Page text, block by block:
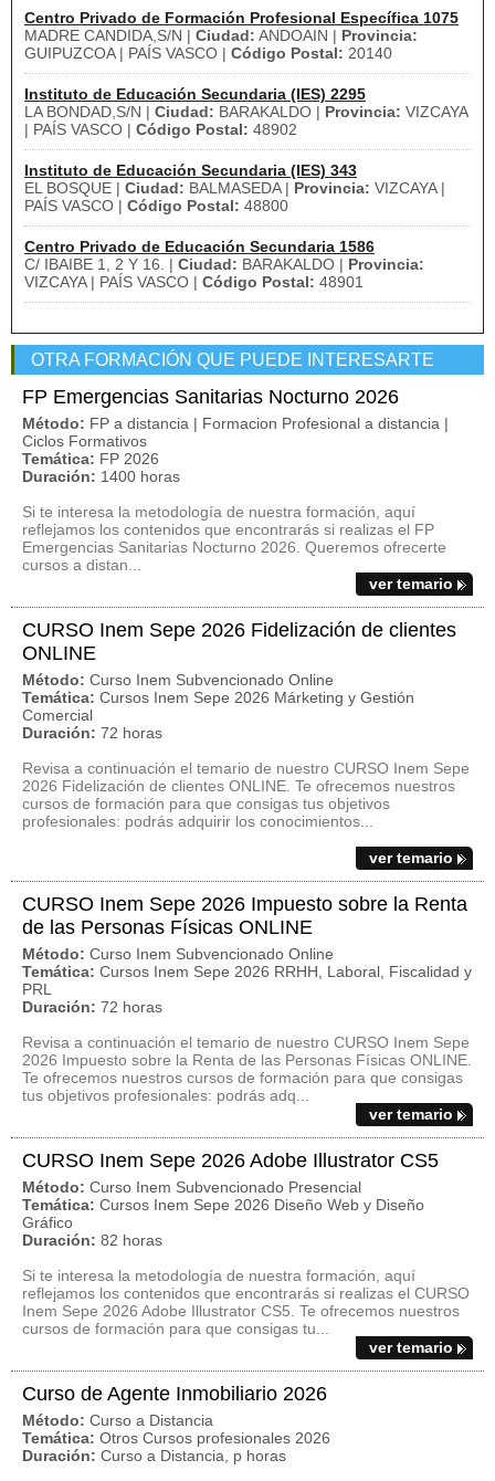
Centro Privado de Formación Profesional Específica 1075
MADRE CANDIDA,S/N | Ciudad: ANDOAIN | Provincia:
GUIPUZCOA | PAÍS VASCO | Código Postal: 20140
Instituto de Educación Secundaria (IES) 2295
LA BONDAD,S/N | Ciudad: BARAKALDO | Provincia: VIZCAYA
| PAÍS VASCO | Código Postal: 48902
Instituto de Educación Secundaria (IES) 343
EL BOSQUE | Ciudad: BALMASEDA | Provincia: VIZCAYA |
PAÍS VASCO | Código Postal: 48800
Centro Privado de Educación Secundaria 1586
C/ IBAIBE 1, 2 Y 16. | Ciudad: BARAKALDO | Provincia:
VIZCAYA | PAÍS VASCO | Código Postal: 48901
OTRA FORMACIÓN QUE PUEDE INTERESARTE
FP Emergencias Sanitarias Nocturno 2026
Método: FP a distancia | Formacion Profesional a distancia |
Ciclos Formativos
Temática: FP 2026
Duración: 1400 horas
Si te interesa la metodología de nuestra formación, aquí
reflejamos los contenidos que encontrarás si realizas el FP
Emergencias Sanitarias Nocturno 2026. Queremos ofrecerte
cursos a distan...
ver temario
CURSO Inem Sepe 2026 Fidelización de clientes
ONLINE
Método: Curso Inem Subvencionado Online
Temática: Cursos Inem Sepe 2026 Márketing y Gestión
Comercial
Duración: 72 horas
Revisa a continuación el temario de nuestro CURSO Inem Sepe
2026 Fidelización de clientes ONLINE. Te ofrecemos nuestros
cursos de formación para que consigas tus objetivos
profesionales: podrás adquirir los conocimientos...
ver temario
CURSO Inem Sepe 2026 Impuesto sobre la Renta
de las Personas Físicas ONLINE
Método: Curso Inem Subvencionado Online
Temática: Cursos Inem Sepe 2026 RRHH, Laboral, Fiscalidad y
PRL
Duración: 72 horas
Revisa a continuación el temario de nuestro CURSO Inem Sepe
2026 Impuesto sobre la Renta de las Personas Físicas ONLINE.
Te ofrecemos nuestros cursos de formación para que consigas
tus objetivos profesionales: podrás adq...
ver temario
CURSO Inem Sepe 2026 Adobe Illustrator CS5
Método: Curso Inem Subvencionado Presencial
Temática: Cursos Inem Sepe 2026 Diseño Web y Diseño
Gráfico
Duración: 82 horas
Si te interesa la metodología de nuestra formación, aquí
reflejamos los contenidos que encontrarás si realizas el CURSO
Inem Sepe 2026 Adobe Illustrator CS5. Te ofrecemos nuestros
cursos de formación para que consigas tu...
ver temario
Curso de Agente Inmobiliario 2026
Método: Curso a Distancia
Temática: Otros Cursos profesionales 2026
Duración: Curso a Distancia, p horas